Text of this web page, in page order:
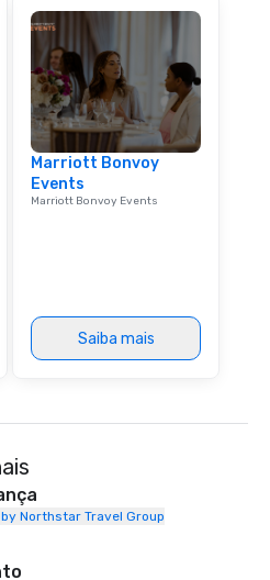
Marriott Bonvoy
Events
Marriott Bonvoy Events
Saiba mais
Northstar Travel Group